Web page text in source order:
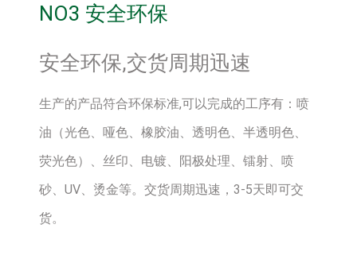
NO3 安全环保
安全环保,交货周期迅速
生产的产品符合环保标准,可以完成的工序有：喷
油（光色、哑色、橡胶油、透明色、半透明色、
荧光色）、丝印、电镀、阳极处理、镭射、喷
砂、UV、烫金等。交货周期迅速，3-5天即可交
货。